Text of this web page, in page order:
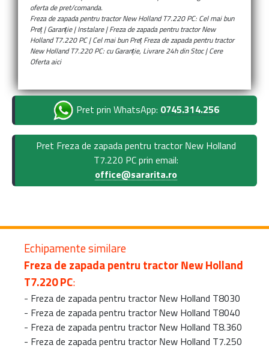
oferta de pret/comanda.
Freza de zapada pentru tractor New Holland T7.220 PC: Cel mai bun
Preț | Garanție | Instalare | Freza de zapada pentru tractor New
Holland T7.220 PC | Cel mai bun Preț Freza de zapada pentru tractor
New Holland T7.220 PC: cu Garanție, Livrare 24h din Stoc | Cere
Oferta aici
Pret prin WhatsApp: 0745.314.256
Pret Freza de zapada pentru tractor New Holland
T7.220 PC prin email:
office@sararita.ro
Echipamente similare
Freza de zapada pentru tractor New Holland
T7.220 PC:
- Freza de zapada pentru tractor New Holland T8030
- Freza de zapada pentru tractor New Holland T8040
- Freza de zapada pentru tractor New Holland T8.360
- Freza de zapada pentru tractor New Holland T7.250